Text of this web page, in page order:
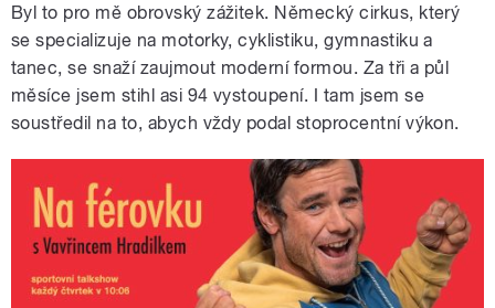
Byl to pro mě obrovský zážitek. Německý cirkus, který
se specializuje na motorky, cyklistiku, gymnastiku a
tanec, se snaží zaujmout moderní formou. Za tři a půl
měsíce jsem stihl asi 94 vystoupení. I tam jsem se
soustředil na to, abych vždy podal stoprocentní výkon.